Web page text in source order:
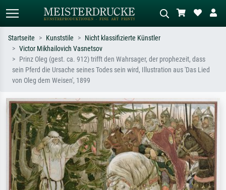
Standardsuche KI-Bildersuche
Suchen Sie nach Künstlern, Werktiteln
oder Stilen – z.B. Monet,
Hokusai, Akt.
Beschreiben Sie die Szene – z.B. Grüne
Baum.
Startseite Kunststile
Nicht klassifizierte Künstler
Victor Mikhailovich Vasnetsov
Prinz Oleg (gest. ca. 912) trifft den Wahrsager, der prophezeit, dass
sein Pferd die Ursache seines Todes sein wird, Illustration aus 'Das Lied
von Oleg dem Weisen', 1899